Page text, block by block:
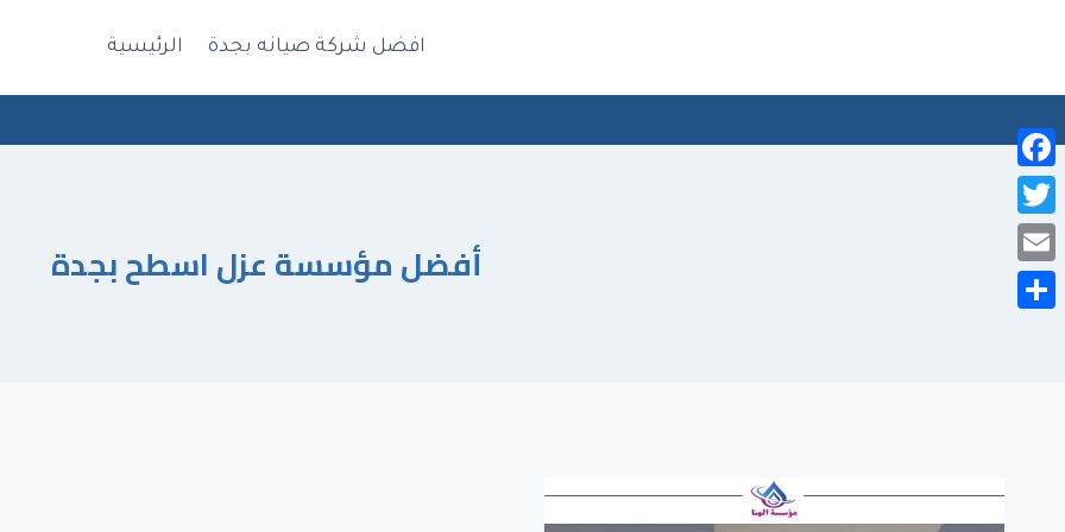
افضل شركة صيانه بجدة الرئيسية
أفضل مؤسسة عزل اسطح بجدة
Facebook
Twitter
Email